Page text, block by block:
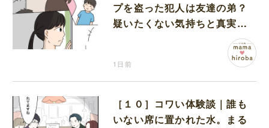
プを盗った犯人は友達の弟？
疑いたくない気持ちと真実の
1日前
［１０］コワい体験談｜誰も
いない席に置かれた水。まる